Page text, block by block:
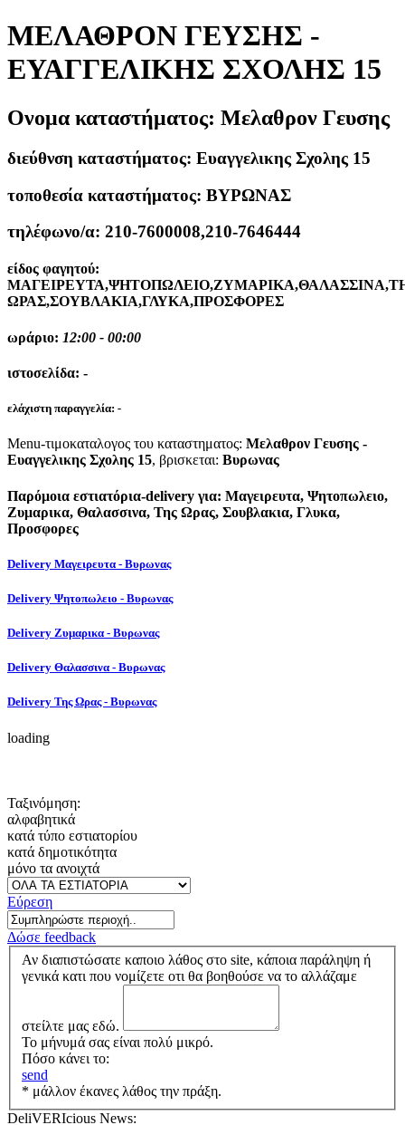
ΜΕΛΑΘΡΟΝ ΓΕΥΣΗΣ -
ΕΥΑΓΓΕΛΙΚΗΣ ΣΧΟΛΗΣ 15
Ονομα καταστήματος: Μελαθρον Γευσης
διεύθνση καταστήματος: Ευαγγελικης Σχολης 15
τοποθεσία καταστήματος: ΒΥΡΩΝΑΣ
τηλέφωνο/α: 210-7600008,210-7646444
είδος φαγητού:
ΩΡΑΣ,ΣΟΥΒΛΑΚΙΑ,ΓΛΥΚΑ,ΠΡΟΣΦΟΡΕΣ
ωράριο: 12:00 - 00:00
ιστοσελίδα: -
ελάχιστη παραγγελία: -
Menu-τιμοκαταλογος του καταστηματος: Μελαθρον Γευσης -
Ευαγγελικης Σχολης 15, βρισκεται: Βυρωνας
Παρόμοια εστιατόρια-delivery για: Μαγειρευτα, Ψητοπωλειο,
Ζυμαρικα, Θαλασσινα, Της Ωρας, Σουβλακια, Γλυκα,
Προσφορες
Delivery Μαγειρευτα - Βυρωνας
Delivery Ψητοπωλειο - Βυρωνας
Delivery Ζυμαρικα - Βυρωνας
Delivery Θαλασσινα - Βυρωνας
Delivery Της Ωρας - Βυρωνας
loading
Ταξινόμηση:
αλφαβητικά
κατά τύπο εστιατορίου
κατά δημοτικότητα
μόνο τα ανοιχτά
Εύρεση
Δώσε feedback
Αν διαπιστώσατε καποιο λάθος στο site, κάποια παράληψη ή
γενικά κατι που νομίζετε οτι θα βοηθούσε να το αλλάζαμε
στείλτε μας εδώ.
Το μήνυμά σας είναι πολύ μικρό.
Πόσο κάνει το:
send
* μάλλον έκανες λάθος την πράξη.
DeliVERIcious News: